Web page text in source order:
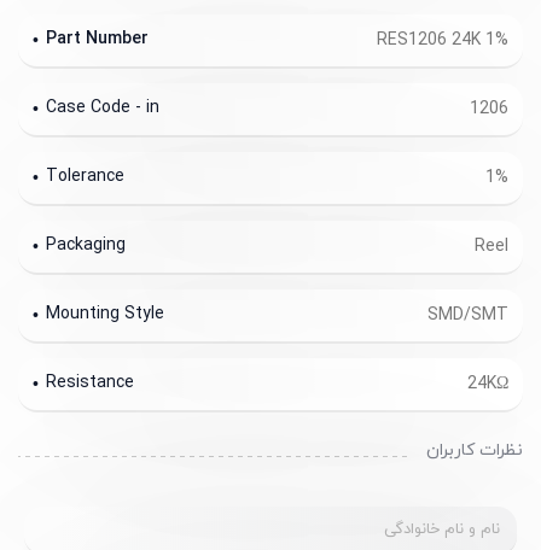
RES1206 24K 1%
Part Number
1206
Case Code - in
1%
Tolerance
Reel
Packaging
SMD/SMT
Mounting Style
24KΩ
Resistance
نظرات کاربران